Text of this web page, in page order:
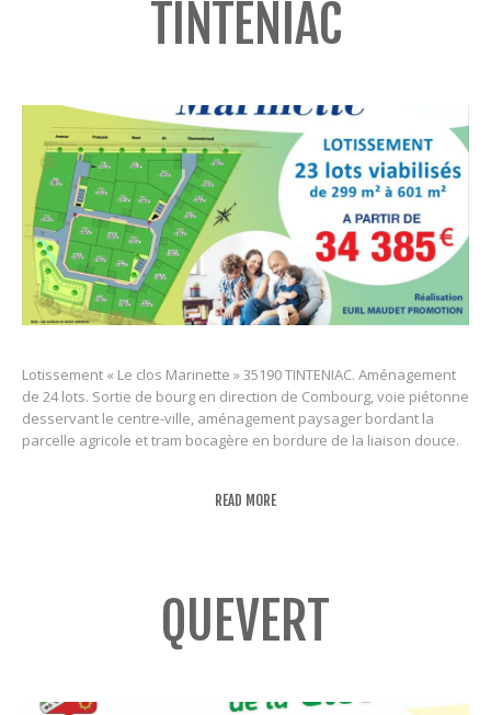
TINTENIAC
Lotissement « Le clos Marinette » 35190 TINTENIAC. Aménagement
de 24 lots. Sortie de bourg en direction de Combourg, voie piétonne
desservant le centre-ville, aménagement paysager bordant la
parcelle agricole et tram bocagère en bordure de la liaison douce.
READ MORE
QUEVERT